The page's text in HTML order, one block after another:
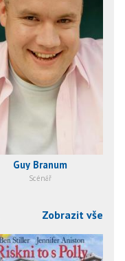
Guy Branum
Scénář
Zobrazit vše